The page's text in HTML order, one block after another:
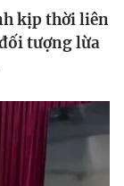
kịp thời liên
tượng lừa